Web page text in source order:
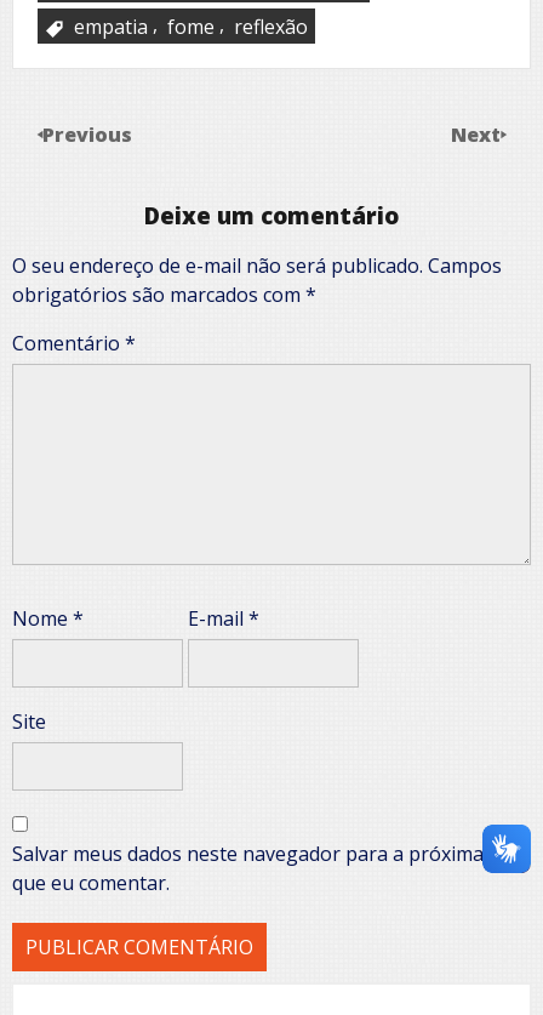
empatia , fome , reflexão
Previous Next
Deixe um comentário
O seu endereço de e-mail não será publicado. Campos
obrigatórios são marcados com *
Comentário *
Nome * E-mail *
Site
Salvar meus dados neste navegador para a próxima vez
que eu comentar.